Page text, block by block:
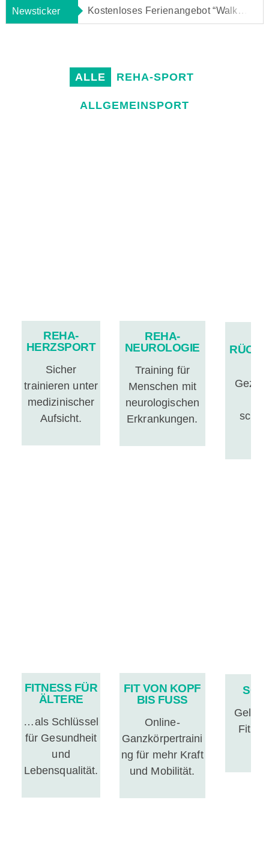
Newsticker
Kostenloses Ferienangebot “Walk and Talk” für alle (auch ohne Mitgliedschaft)! Nähere Infos findet Ihr im BLOG!
ALLE REHA-SPORT
ALLGEMEINSPORT
REHA-
HERZSPORT
Sicher
trainieren unter
medizinischer
Aufsicht.
REHA-
NEUROLOGIE
Training für
Menschen mit
neurologischen
Erkrankungen.
FITNESS FÜR
ÄLTERE
…als Schlüssel
für Gesundheit
und
Lebensqualität.
FIT VON KOPF
BIS FUSS
Online-
Ganzkörpertraini
ng für mehr Kraft
und Mobilität.